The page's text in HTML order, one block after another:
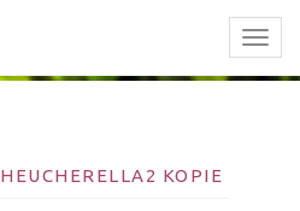
HEUCHERELLA2 KOPIE